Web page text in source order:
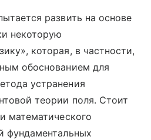
развить на основе
некоторую
которая, в частности,
обоснованием для
устранения
теории поля. Стоит
математического
фундаментальных